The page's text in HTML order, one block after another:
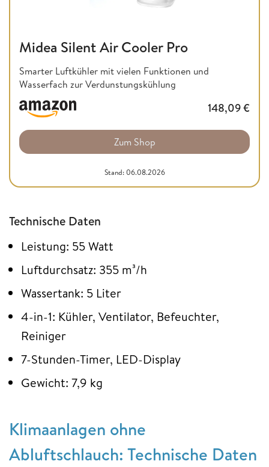
Midea Silent Air Cooler Pro
Smarter Luftkühler mit vielen Funktionen und
Wasserfach zur Verdunstungskühlung
148,09€
Zum Shop
Stand: 06.08.2026
Technische Daten
Leistung: 55 Watt
Luftdurchsatz: 355 m³/h
Wassertank: 5 Liter
4-in-1: Kühler, Ventilator, Befeuchter,
Reiniger
7-Stunden-Timer, LED-Display
Gewicht: 7,9 kg
Klimaanlagen ohne
Abluftschlauch: Technische Daten